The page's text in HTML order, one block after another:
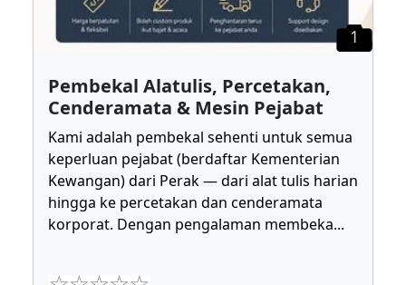
1
Pembekal Alatulis, Percetakan,
Cenderamata & Mesin Pejabat
Kami adalah pembekal sehenti untuk semua
keperluan pejabat (berdaftar Kementerian
Kewangan) dari Perak — dari alat tulis harian
hingga ke percetakan dan cenderamata
korporat. Dengan pengalaman membeka...